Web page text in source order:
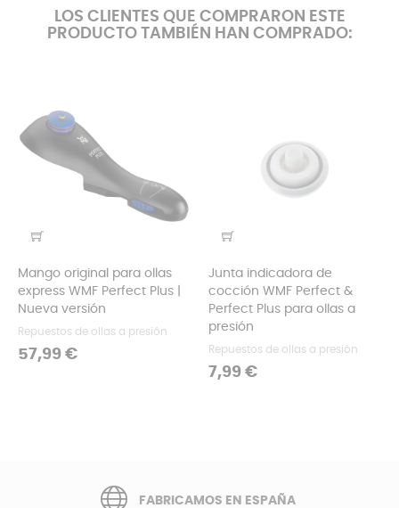
LOS CLIENTES QUE COMPRARON ESTE
PRODUCTO TAMBIÉN HAN COMPRADO:
Mango original para ollas
express WMF Perfect Plus |
Nueva versión
Repuestos de ollas a presión
Precio
57,99 €
Junta indicadora de
cocción WMF Perfect &
Perfect Plus para ollas a
presión
Repuestos de ollas a presión
Precio
7,99 €
FABRICAMOS EN ESPAÑA